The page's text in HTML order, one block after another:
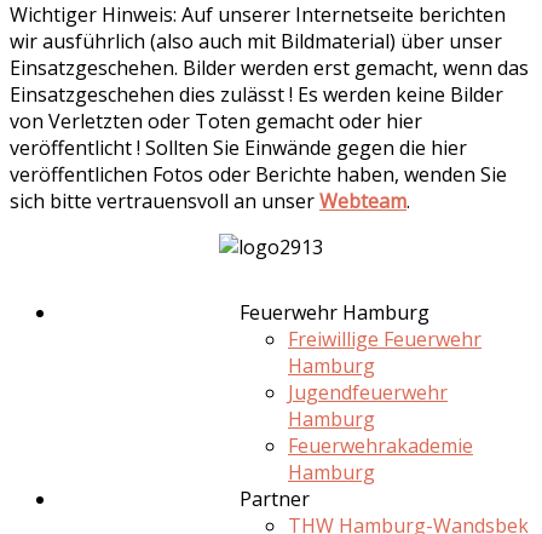
Wichtiger Hinweis: Auf unserer Internetseite berichten
wir ausführlich (also auch mit Bildmaterial) über unser
Einsatzgeschehen. Bilder werden erst gemacht, wenn das
Einsatzgeschehen dies zulässt ! Es werden keine Bilder
von Verletzten oder Toten gemacht oder hier
veröffentlicht ! Sollten Sie Einwände gegen die hier
veröffentlichen Fotos oder Berichte haben, wenden Sie
sich bitte vertrauensvoll an unserWebteam.
Feuerwehr Hamburg
Freiwillige Feuerwehr
Hamburg
Jugendfeuerwehr
Hamburg
Feuerwehrakademie
Hamburg
Partner
THW Hamburg-Wandsbek